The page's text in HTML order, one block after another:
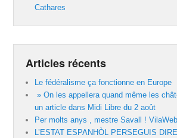
Cathares
Articles récents
Le fédéralisme ça fonctionne en Europe
» On les appellera quand même les
un article dans Midi Libre du 2 août
Per molts anys , mestre Savall !
L’ESTAT ESPANHÒL PERSEGUIS